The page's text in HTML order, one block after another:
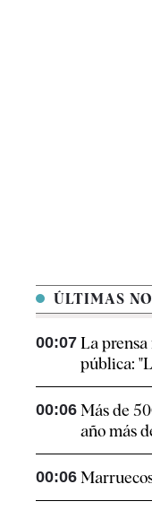
ÚLTIMAS
00:07 La
pública:
00:06 Más de
año más
00:06